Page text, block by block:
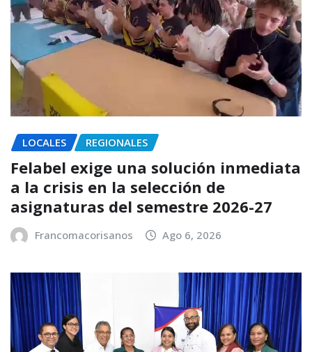
LOCALES REGIONALES
Felabel exige una solución inmediata
a la crisis en la selección de
asignaturas del semestre 2026-27
Francomacorisanos Ago 6, 2026